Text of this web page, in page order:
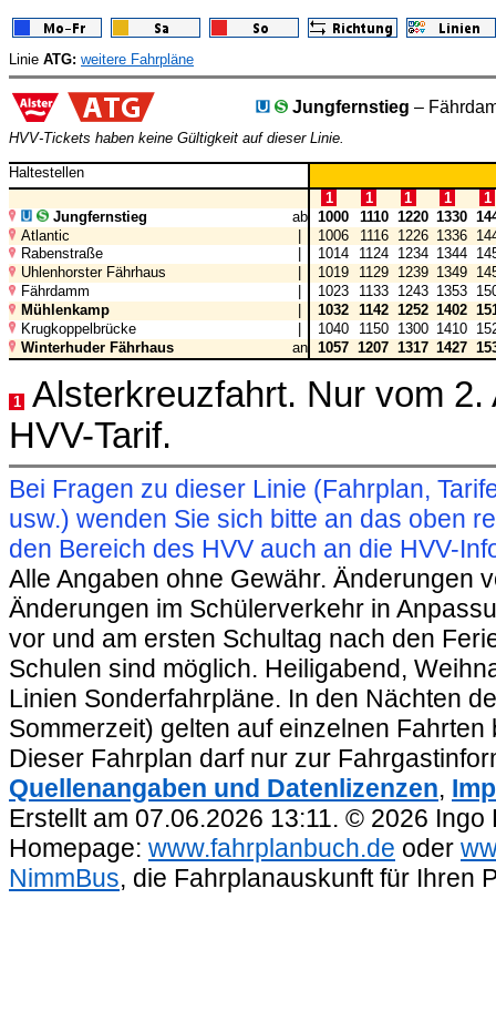
Linie ATG: weitere Fahrpläne
Jungfernstieg –
HVV-Tickets haben keine Gültigkeit auf dieser Linie.
Haltestellen
1
1 1 1
1
Jungfernstieg
ab 1000 1110 1220 1330
Atlantic
| 1006 1116 1226 1336
Rabenstraße
1014 1124 1234 1344
Uhlenhorster Fährhaus
1019 1129 1239 1349
Fährdamm
1023 1133 1243 1353
Mühlenkamp
1032 1142 1252 1402
Krugkoppelbrücke
1040 1150 1300 1410
Winterhuder Fährhaus
an 1057 1207 1317 1427
1
Alsterkreuzfahrt. Nur vom
HVV-Tarif.
Bei Fragen zu dieser Linie (Fahrplan,
usw.) wenden Sie sich bitte an das oben
den Bereich des HVV auch an die HVV-
Alle Angaben ohne Gewähr. Änderungen
Änderungen im Schülerverkehr in
vor und am ersten Schultag nach den
Schulen sind möglich. Heiligabend,
Linien Sonderfahrpläne. In den Nächten
Sommerzeit) gelten auf einzelnen
Dieser Fahrplan darf nur zur
Quellenangaben und Datenlizenzen,
Erstellt am 07.06.2026 13:11. © 2026
Homepage: www.fahrplanbuch.de oder
NimmBus, die Fahrplanauskunft für Ihren